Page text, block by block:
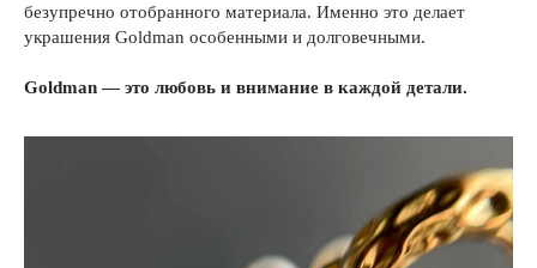
безупречно отобранного материала. Именно это делает
украшения Goldman особенными и долговечными.
Goldman — это любовь и внимание в каждой детали.